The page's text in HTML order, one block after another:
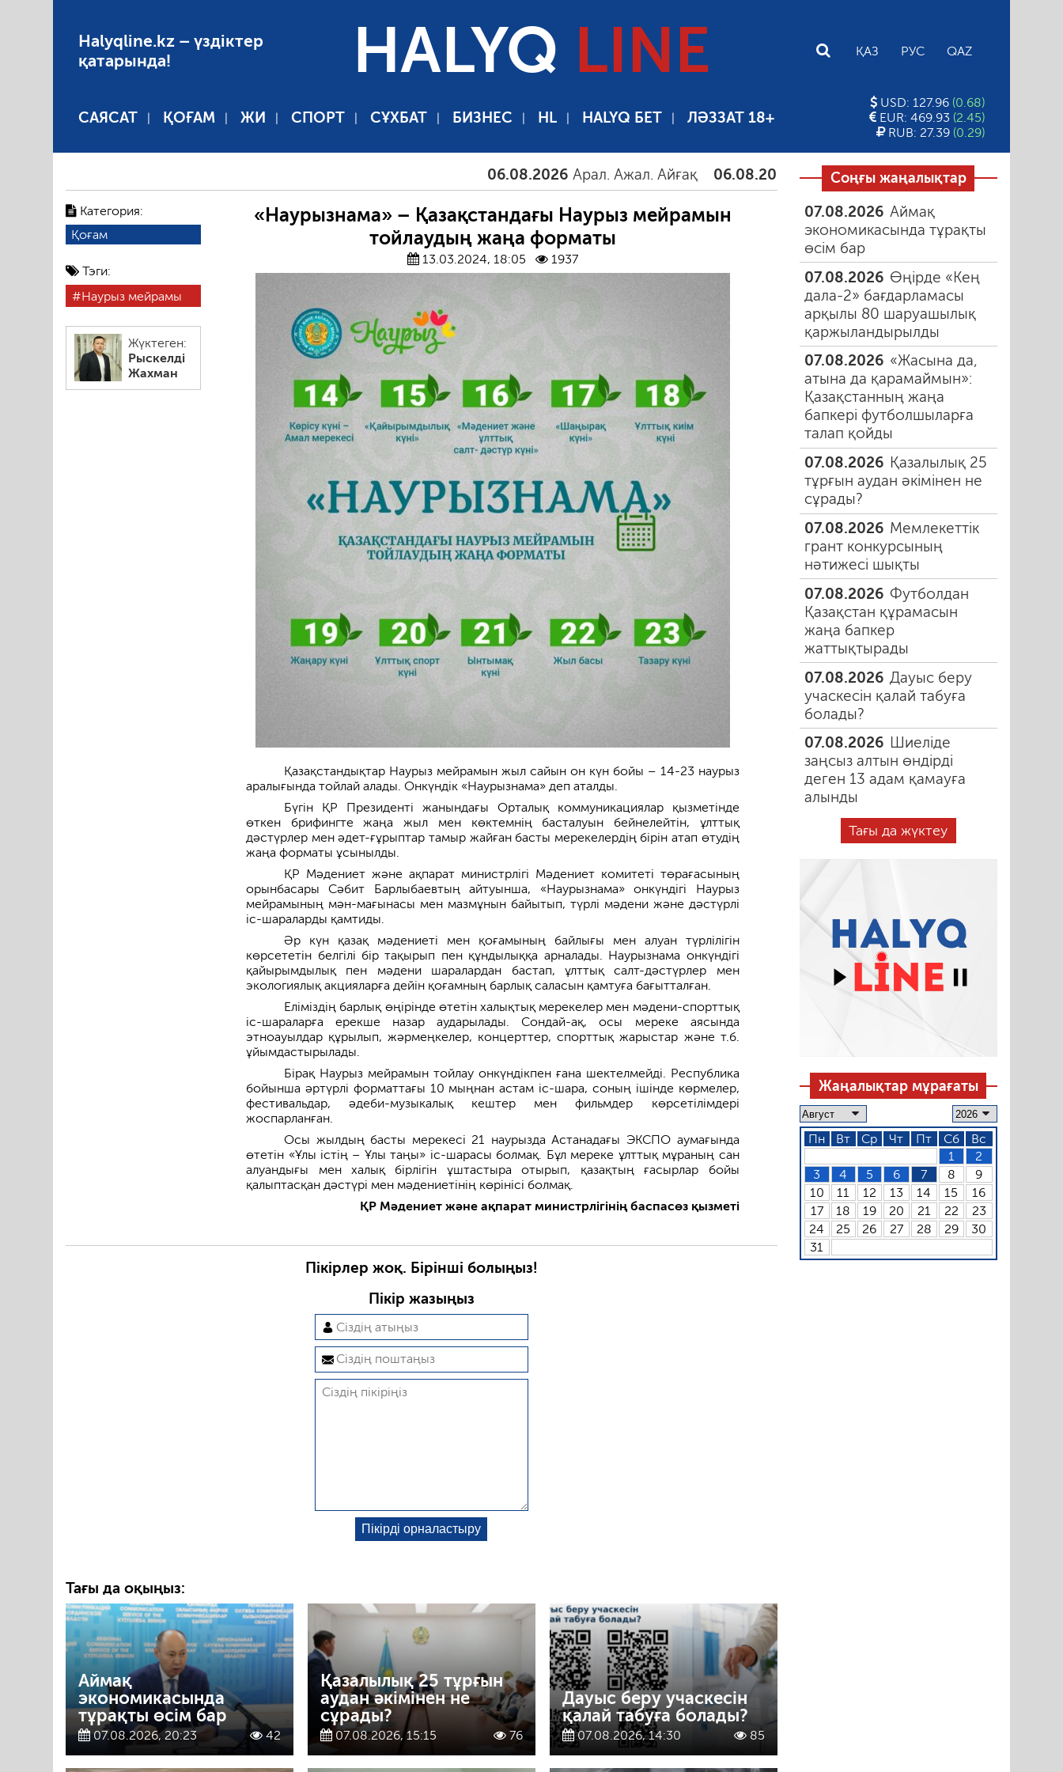
Halyqline.kz – үздіктер
қатарында!
HALYQ LINE ҚАЗ РУС QAZ
САЯСАТ ҚОҒАМ ЖИ СПОРТ СҰХБАТ БИЗНЕС HL HALYQ БЕТ ЛӘЗЗАТ 18+
USD: 127.96 (0.68)
EUR: 469.93 (2.45)
RUB: 27.39 (0.29)
06.08.2026 Арал. Ажал. Айғақ 06.08.2026 Тамыздағы таңғы түтін 06.08.2026
Категория:
Қоғам
Тэги:
Наурыз мейрамы
Жүктеген:
Рыскелді
Жахман
«Наурызнама» – Қазақстандағы Наурыз мейрамын
тойлаудың жаңа форматы
13.03.2024, 18:05 1937
Қазақстандықтар Наурыз мейрамын жыл сайын он күн бойы – 14-23 наурыз
аралығында тойлай алады. Онкүндік «Наурызнама» деп аталды.
Бүгін ҚР Президенті жанындағы Орталық коммуникациялар қызметінде
өткен брифингте жаңа жыл мен көктемнің басталуын бейнелейтін, ұлттық
дәстүрлер мен әдет-ғұрыптар тамыр жайған басты мерекелердің бірін атап өтудің
жаңа форматы ұсынылды.
ҚР Мәдениет және ақпарат министрлігі Мәдениет комитеті төрағасының
орынбасары Сәбит Барлыбаевтың айтуынша, «Наурызнама» онкүндігі Наурыз
мейрамының мән-мағынасы мен мазмұнын байытып, түрлі мәдени және дәстүрлі
іс-шараларды қамтиды.
Әр күн қазақ мәдениеті мен қоғамының байлығы мен алуан түрлілігін
көрсететін белгілі бір тақырып пен құндылыққа арналады. Наурызнама онкүндігі
қайырымдылық пен мәдени шаралардан бастап, ұлттық салт-дәстүрлер мен
экологиялық акцияларға дейін қоғамның барлық саласын қамтуға бағытталған.
Еліміздің барлық өңірінде өтетін халықтық мерекелер мен мәдени-спорттық
іс-шараларға ерекше назар аударылады. Сондай-ақ, осы мереке аясында
этноауылдар құрылып, жәрмеңкелер, концерттер, спорттық жарыстар және т.б.
ұйымдастырылады.
Бірақ Наурыз мейрамын тойлау онкүндікпен ғана шектелмейді. Республика
бойынша әртүрлі форматтағы 10 мыңнан астам іс-шара, соның ішінде көрмелер,
фестивальдар, әдеби-музыкалық кештер мен фильмдер көрсетілімдері
жоспарланған.
Осы жылдың басты мерекесі 21 наурызда Астанадағы ЭКСПО аумағында
өтетін «Ұлы істің – Ұлы таңы» іс-шарасы болмақ. Бұл мереке ұлттық мұраның сан
алуандығы мен халық бірлігін ұштастыра отырып, қазақтың ғасырлар бойы
қалыптасқан дәстүрі мен мәдениетінің көрінісі болмақ.
ҚР Мәдениет және ақпарат министрлігінің баспасөз қызметі
Пікірлер жоқ. Бірінші болыңыз!
Пікір жазыңыз
Тағы да оқыңыз:
Аймақ
экономикасында
тұрақты өсім бар
07.08.2026, 20:23 42
Қазалылық 25 тұрғын
аудан әкімінен не
сұрады?
07.08.2026, 15:15 76
Дауыс беру учаскесін
қалай табуға болады?
07.08.2026, 14:30 85
Соңғы жаңалықтар
07.08.2026 Аймақ
экономикасында тұрақты
өсім бар
07.08.2026 Өңірде «Кең
дала-2» бағдарламасы
арқылы 80 шаруашылық
қаржыландырылды
07.08.2026 «Жасына да,
атына да қарамаймын»:
Қазақстанның жаңа
бапкері футболшыларға
талап қойды
07.08.2026 Қазалылық 25
тұрғын аудан әкімінен не
сұрады?
07.08.2026 Мемлекеттік
грант конкурсының
нәтижесі шықты
07.08.2026 Футболдан
Қазақстан құрамасын
жаңа бапкер
жаттықтырады
07.08.2026 Дауыс беру
учаскесін қалай табуға
болады?
07.08.2026 Шиеліде
заңсыз алтын өндірді
деген 13 адам қамауға
алынды
Тағы да жүктеу
Жаңалықтар мұрағаты
Пн Вт Ср Чт Пт Сб
Вс
1
2
3
4 5 6 7 8
9
10
11 12 13 14 15
16
17
18 19 20 21 22
23
24
25 26 27 28 29
30
31